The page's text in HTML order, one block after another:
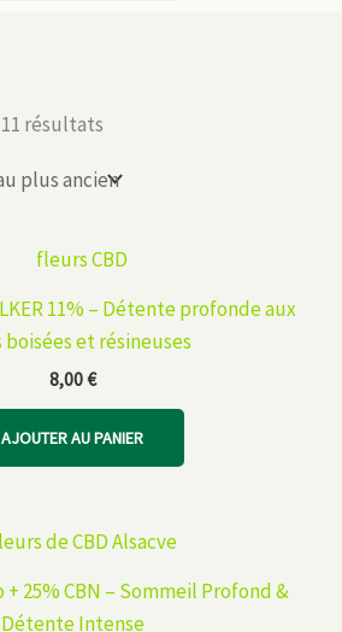
résultats
récent
ancien
11% – Détente profonde aux
boisées et résineuses
8,00€
AJOUTER AU PANIER
+ 25% CBN – Sommeil Profond &
Détente Intense